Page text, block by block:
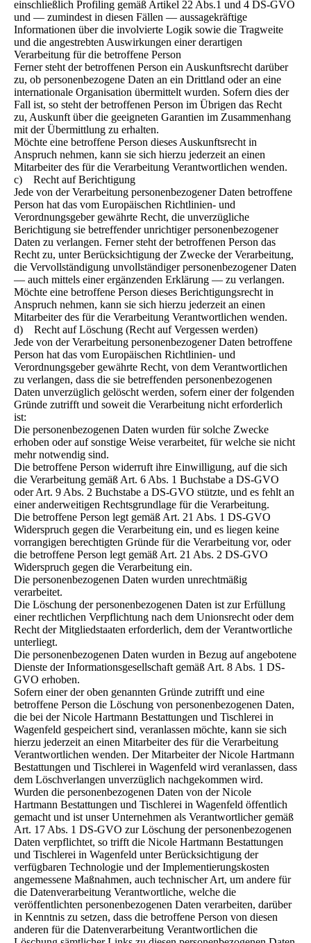
einschließlich Profiling gemäß Artikel 22 Abs.1 und 4 DS-GVO
und — zumindest in diesen Fällen — aussagekräftige
Informationen über die involvierte Logik sowie die Tragweite
und die angestrebten Auswirkungen einer derartigen
Verarbeitung für die betroffene Person
Ferner steht der betroffenen Person ein Auskunftsrecht darüber
zu, ob personenbezogene Daten an ein Drittland oder an eine
internationale Organisation übermittelt wurden. Sofern dies der
Fall ist, so steht der betroffenen Person im Übrigen das Recht
zu, Auskunft über die geeigneten Garantien im Zusammenhang
mit der Übermittlung zu erhalten.
Möchte eine betroffene Person dieses Auskunftsrecht in
Anspruch nehmen, kann sie sich hierzu jederzeit an einen
Mitarbeiter des für die Verarbeitung Verantwortlichen wenden.
c) Recht auf Berichtigung
Jede von der Verarbeitung personenbezogener Daten betroffene
Person hat das vom Europäischen Richtlinien- und
Verordnungsgeber gewährte Recht, die unverzügliche
Berichtigung sie betreffender unrichtiger personenbezogener
Daten zu verlangen. Ferner steht der betroffenen Person das
Recht zu, unter Berücksichtigung der Zwecke der Verarbeitung,
die Vervollständigung unvollständiger personenbezogener Daten
— auch mittels einer ergänzenden Erklärung — zu verlangen.
Möchte eine betroffene Person dieses Berichtigungsrecht in
Anspruch nehmen, kann sie sich hierzu jederzeit an einen
Mitarbeiter des für die Verarbeitung Verantwortlichen wenden.
d) Recht auf Löschung (Recht auf Vergessen werden)
Jede von der Verarbeitung personenbezogener Daten betroffene
Person hat das vom Europäischen Richtlinien- und
Verordnungsgeber gewährte Recht, von dem Verantwortlichen
zu verlangen, dass die sie betreffenden personenbezogenen
Daten unverzüglich gelöscht werden, sofern einer der folgenden
Gründe zutrifft und soweit die Verarbeitung nicht erforderlich
ist:
Die personenbezogenen Daten wurden für solche Zwecke
erhoben oder auf sonstige Weise verarbeitet, für welche sie nicht
mehr notwendig sind.
Die betroffene Person widerruft ihre Einwilligung, auf die sich
die Verarbeitung gemäß Art. 6 Abs. 1 Buchstabe a DS-GVO
oder Art. 9 Abs. 2 Buchstabe a DS-GVO stützte, und es fehlt an
einer anderweitigen Rechtsgrundlage für die Verarbeitung.
Die betroffene Person legt gemäß Art. 21 Abs. 1 DS-GVO
Widerspruch gegen die Verarbeitung ein, und es liegen keine
vorrangigen berechtigten Gründe für die Verarbeitung vor, oder
die betroffene Person legt gemäß Art. 21 Abs. 2 DS-GVO
Widerspruch gegen die Verarbeitung ein.
Die personenbezogenen Daten wurden unrechtmäßig
verarbeitet.
Die Löschung der personenbezogenen Daten ist zur Erfüllung
einer rechtlichen Verpflichtung nach dem Unionsrecht oder dem
Recht der Mitgliedstaaten erforderlich, dem der Verantwortliche
unterliegt.
Die personenbezogenen Daten wurden in Bezug auf angebotene
Dienste der Informationsgesellschaft gemäß Art. 8 Abs. 1 DS-
GVO erhoben.
Sofern einer der oben genannten Gründe zutrifft und eine
betroffene Person die Löschung von personenbezogenen Daten,
die bei der Nicole Hartmann Bestattungen und Tischlerei in
Wagenfeld gespeichert sind, veranlassen möchte, kann sie sich
hierzu jederzeit an einen Mitarbeiter des für die Verarbeitung
Verantwortlichen wenden. Der Mitarbeiter der Nicole Hartmann
Bestattungen und Tischlerei in Wagenfeld wird veranlassen, dass
dem Löschverlangen unverzüglich nachgekommen wird.
Wurden die personenbezogenen Daten von der Nicole
Hartmann Bestattungen und Tischlerei in Wagenfeld öffentlich
gemacht und ist unser Unternehmen als Verantwortlicher gemäß
Art. 17 Abs. 1 DS-GVO zur Löschung der personenbezogenen
Daten verpflichtet, so trifft die Nicole Hartmann Bestattungen
und Tischlerei in Wagenfeld unter Berücksichtigung der
verfügbaren Technologie und der Implementierungskosten
angemessene Maßnahmen, auch technischer Art, um andere für
die Datenverarbeitung Verantwortliche, welche die
veröffentlichten personenbezogenen Daten verarbeiten, darüber
in Kenntnis zu setzen, dass die betroffene Person von diesen
anderen für die Datenverarbeitung Verantwortlichen die